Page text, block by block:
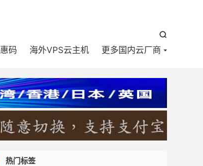

码 海外VPS云主机 更多国内云厂商
热门标签